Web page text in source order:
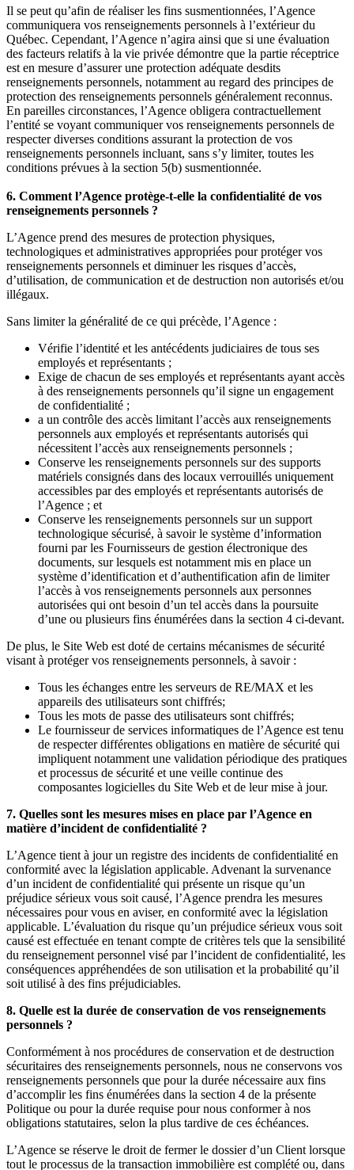
Il se peut qu’afin de réaliser les fins susmentionnées, l’Agence
communiquera vos renseignements personnels à l’extérieur du
Québec. Cependant, l’Agence n’agira ainsi que si une évaluation
des facteurs relatifs à la vie privée démontre que la partie réceptrice
est en mesure d’assurer une protection adéquate desdits
renseignements personnels, notamment au regard des principes de
protection des renseignements personnels généralement reconnus.
En pareilles circonstances, l’Agence obligera contractuellement
l’entité se voyant communiquer vos renseignements personnels de
respecter diverses conditions assurant la protection de vos
renseignements personnels incluant, sans s’y limiter, toutes les
conditions prévues à la section 5(b) susmentionnée.
6. Comment l’Agence protège-t-elle la confidentialité de vos
renseignements personnels ?
L’Agence prend des mesures de protection physiques,
technologiques et administratives appropriées pour protéger vos
renseignements personnels et diminuer les risques d’accès,
d’utilisation, de communication et de destruction non autorisés et/ou
illégaux.
Sans limiter la généralité de ce qui précède, l’Agence :
Vérifie l’identité et les antécédents judiciaires de tous ses
employés et représentants ;
Exige de chacun de ses employés et représentants ayant accès
à des renseignements personnels qu’il signe un engagement
de confidentialité ;
a un contrôle des accès limitant l’accès aux renseignements
personnels aux employés et représentants autorisés qui
nécessitent l’accès aux renseignements personnels ;
Conserve les renseignements personnels sur des supports
matériels consignés dans des locaux verrouillés uniquement
accessibles par des employés et représentants autorisés de
l’Agence ; et
Conserve les renseignements personnels sur un support
technologique sécurisé, à savoir le système d’information
fourni par les Fournisseurs de gestion électronique des
documents, sur lesquels est notamment mis en place un
système d’identification et d’authentification afin de limiter
l’accès à vos renseignements personnels aux personnes
autorisées qui ont besoin d’un tel accès dans la poursuite
d’une ou plusieurs fins énumérées dans la section 4 ci-devant.
De plus, le Site Web est doté de certains mécanismes de sécurité
visant à protéger vos renseignements personnels, à savoir :
Tous les échanges entre les serveurs de RE/MAX et les
appareils des utilisateurs sont chiffrés;
Tous les mots de passe des utilisateurs sont chiffrés;
Le fournisseur de services informatiques de l’Agence est tenu
de respecter différentes obligations en matière de sécurité qui
impliquent notamment une validation périodique des pratiques
et processus de sécurité et une veille continue des
composantes logicielles du Site Web et de leur mise à jour.
7. Quelles sont les mesures mises en place par l’Agence en
matière d’incident de confidentialité ?
L’Agence tient à jour un registre des incidents de confidentialité en
conformité avec la législation applicable. Advenant la survenance
d’un incident de confidentialité qui présente un risque qu’un
préjudice sérieux vous soit causé, l’Agence prendra les mesures
nécessaires pour vous en aviser, en conformité avec la législation
applicable. L’évaluation du risque qu’un préjudice sérieux vous soit
causé est effectuée en tenant compte de critères tels que la sensibilité
du renseignement personnel visé par l’incident de confidentialité, les
conséquences appréhendées de son utilisation et la probabilité qu’il
soit utilisé à des fins préjudiciables.
8. Quelle est la durée de conservation de vos renseignements
personnels ?
Conformément à nos procédures de conservation et de destruction
sécuritaires des renseignements personnels, nous ne conservons vos
renseignements personnels que pour la durée nécessaire aux fins
d’accomplir les fins énumérées dans la section 4 de la présente
Politique ou pour la durée requise pour nous conformer à nos
obligations statutaires, selon la plus tardive de ces échéances.
L’Agence se réserve le droit de fermer le dossier d’un Client lorsque
tout le processus de la transaction immobilière est complété ou, dans